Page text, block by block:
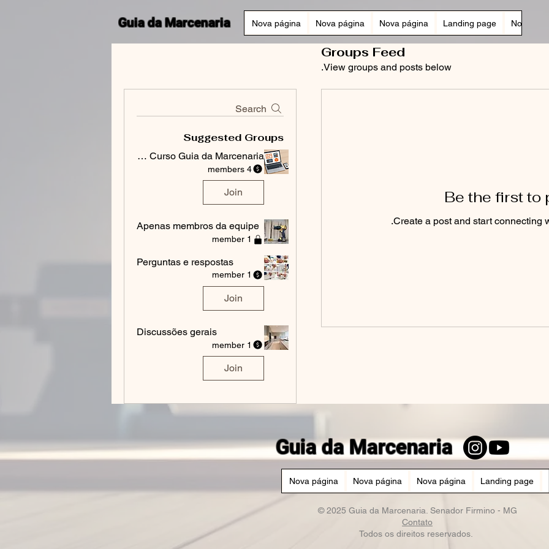
Guia da Marcenaria Nova página Nova página Nova página Landing page Nova
Groups Feed
View groups and posts below.
Search
Suggested Groups
Grupo Curso Guia da Marcenaria
4 members
Join
Apenas membros da equipe
1 member
Perguntas e respostas
1 member
Join
Discussões gerais
1 member
Join
Be the first to
Create a post and start connecting
Guia da Marcenaria
Nova página Nova página Nova página Landing page
© 2025 Guia da Marcenaria. Senador Firmino - MG
Contato
Todos os direitos reservados.